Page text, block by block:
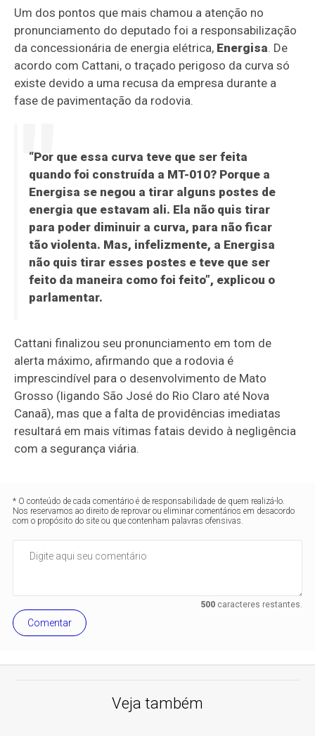
Um dos pontos que mais chamou a atenção no
pronunciamento do deputado foi a responsabilização
da concessionária de energia elétrica, Energisa. De
acordo com Cattani, o traçado perigoso da curva só
existe devido a uma recusa da empresa durante a
fase de pavimentação da rodovia.
“Por que essa curva teve que ser feita
quando foi construída a MT-010? Porque a
Energisa se negou a tirar alguns postes de
energia que estavam ali. Ela não quis tirar
para poder diminuir a curva, para não ficar
tão violenta. Mas, infelizmente, a Energisa
não quis tirar esses postes e teve que ser
feito da maneira como foi feito”, explicou o
parlamentar.
Cattani finalizou seu pronunciamento em tom de
alerta máximo, afirmando que a rodovia é
imprescindível para o desenvolvimento de Mato
Grosso (ligando São José do Rio Claro até Nova
Canaã), mas que a falta de providências imediatas
resultará em mais vítimas fatais devido à negligência
com a segurança viária.
* O conteúdo de cada comentário é de responsabilidade de quem realizá-lo.
Nos reservamos ao direito de reprovar ou eliminar comentários em desacordo
com o propósito do site ou que contenham palavras ofensivas.
500caracteres restantes.
Comentar
Veja também